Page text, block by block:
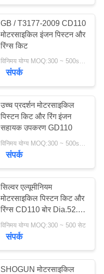
GB / T3177-2009 CD110
मोटरसाइकिल इंजन पिस्टन और
रिंग्स किट
विनिमय योग्य MOQ:300 ~ 500sets
संपर्क
उच्च प्रदर्शन मोटरसाइकिल
पिस्टन किट और रिंग इंजन
सहायक उपकरण GD110
संपर्क
सिल्वर एल्यूमीनियम
मोटरसाइकिल पिस्टन किट और
रिंग्स CD110 बोर Dia.52.4
मिमी ऊँचाई 37 मिमी
विनिमय योग्य MOQ:300 ~ 500 सेट
संपर्क
SHOGUN मोटरसाइकिल